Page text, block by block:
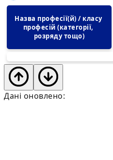
Назва професії(й) / класу
професій (категорії,
розряду тощо)
Дані оновлено: